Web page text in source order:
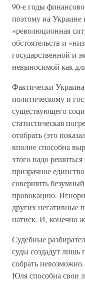
90-е годы
поэтому на Украине
«революционная
обстоятельств и
государственной и
невыносимой как
Фактически
политическому и
существующего
статистическая
отобрать (это
вполне способна
этого надо
призрачное
совершить
провокацию.
других негативные
натиск. И, конечно
Судебные
суды создадут
собрать
Юля способна свои